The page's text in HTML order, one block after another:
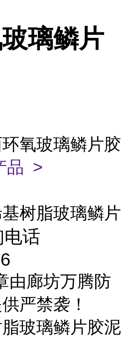
璃鳞片
氧玻璃鳞片胶
品 >
树脂玻璃鳞片
电话
廊坊万腾防
严禁袭！
玻璃鳞片胶泥